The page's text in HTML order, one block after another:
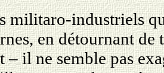
militaro-industriels
en détournant de
il ne semble pas